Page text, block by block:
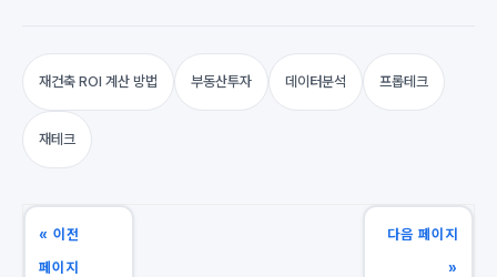
재건축 ROI 계산 방법 부동산투자 데이터분석 프롭테크
재테크
« 이전
페이지
다음 페이지
»